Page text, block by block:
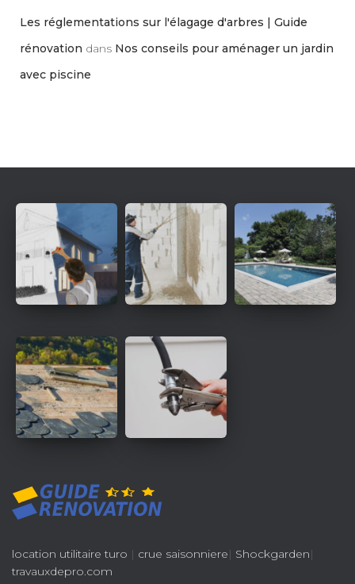
Les réglementations sur l'élagage d'arbres | Guide
rénovation dans Nos conseils pour aménager un jardin
avec piscine
location utilitaire turo | crue saisonniere| Shockgarden|
travauxdepro.com